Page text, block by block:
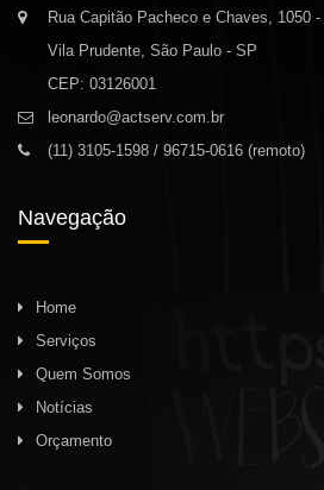
Rua Capitão Pacheco e Chaves, 1050
Vila Prudente, São Paulo - SP
CEP: 03126001
leonardo@actserv.com.br
(11) 3105-1598 / 96715-0616 (remoto)
Navegação
Home
Serviços
Quem Somos
Notícias
Orçamento